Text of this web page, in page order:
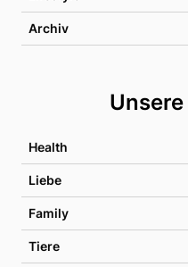
Archiv
Health
Liebe
Family
Tiere